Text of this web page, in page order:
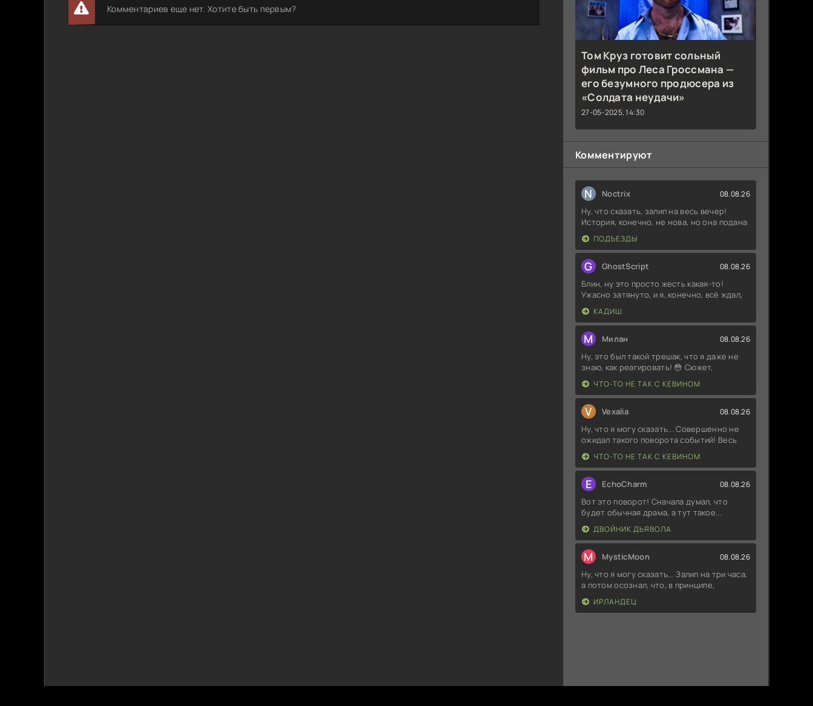
Комментариев еще нет. Хотите быть первым?
Том Круз готовит сольный
фильм про Леса Гроссмана —
его безумного продюсера из
«Солдата неудачи»
27-05-2025, 14:30
Комментируют
N Noctrix 08.08.26
Ну, что сказать, залип на весь вечер!
История, конечно, не нова, но она подана
ПОДЪЕЗДЫ
G GhostScript 08.08.26
Блин, ну это просто жесть какая-то!
Ужасно затянуто, и я, конечно, всё ждал,
КАДИШ
М Милан 08.08.26
Ну, это был такой трешак, что я даже не
знаю, как реагировать! 😳 Сюжет,
ЧТО-ТО НЕ ТАК С КЕВИНОМ
V Vexalia 08.08.26
Ну, что я могу сказать... Совершенно не
ожидал такого поворота событий! Весь
ЧТО-ТО НЕ ТАК С КЕВИНОМ
E EchoCharm 08.08.26
Вот это поворот! Сначала думал, что
будет обычная драма, а тут такое...
ДВОЙНИК ДЬЯВОЛА
M MysticMoon 08.08.26
Ну, что я могу сказать... Залип на три часа,
а потом осознал, что, в принципе,
ИРЛАНДЕЦ